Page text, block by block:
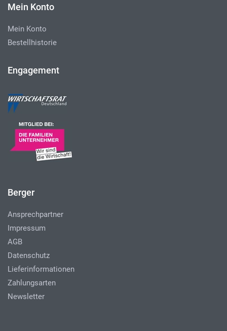
Mein Konto
Mein Konto
Bestellhistorie
Engagement
Berger
Ansprechpartner
Impressum
AGB
Datenschutz
Lieferinformationen
Zahlungsarten
Newsletter